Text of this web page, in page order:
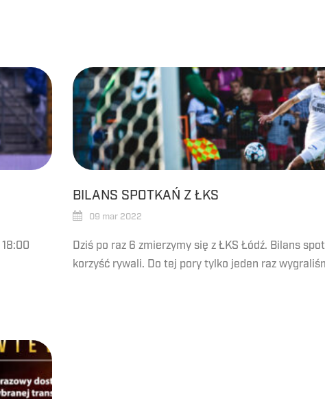
BILANS SPOTKAŃ Z ŁKS
09 mar 2022
Dziś po raz 6 zmierzymy się z ŁKS Łódź. Bilans
korzyść rywali. Do tej pory tylko jeden raz